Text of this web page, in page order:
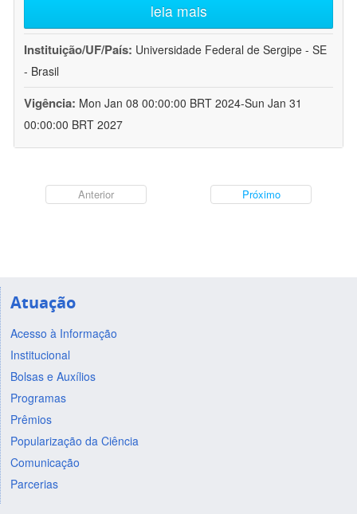
leia mais
Instituição/UF/País: Universidade Federal de Sergipe - SE
- Brasil
Vigência: Mon Jan 08 00:00:00 BRT 2024-Sun Jan 31
00:00:00 BRT 2027
Anterior Próximo
Atuação
Acesso à Informação
Institucional
Bolsas e Auxílios
Programas
Prêmios
Popularização da Ciência
Comunicação
Parcerias